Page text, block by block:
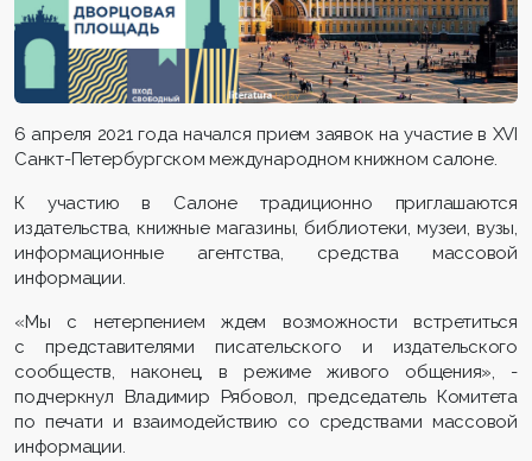
6 апреля 2021 года начался прием заявок на участие в XVI
Санкт-Петербургском международном книжном салоне.
К участию в Салоне традиционно приглашаются
издательства, книжные магазины, библиотеки, музеи, вузы,
информационные агентства, средства массовой
информации.
«Мы с нетерпением ждем возможности встретиться
с представителями писательского и издательского
сообществ, наконец, в режиме живого общения», -
подчеркнул Владимир Рябовол, председатель Комитета
по печати и взаимодействию со средствами массовой
информации.